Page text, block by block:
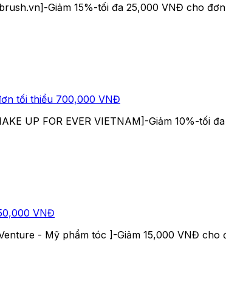
Giảm 15%-tối đa 25,000 VNĐ cho
tối thiểu 700,000 VNĐ
UP FOR EVER VIETNAM]-Giảm 10%-tối
VNĐ
- Mỹ phẩm tóc ]-Giảm 15,000 VNĐ cho